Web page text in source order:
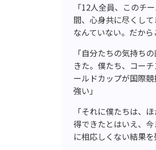
「12人全員、このチ
間、心身共に尽くし
なんていない。だか
「自分たちの気持ち
きた。僕たち、コー
ールドカップが国際
強い」
「それに僕たちは、
得できたとはいえ、
に相応しくない結果